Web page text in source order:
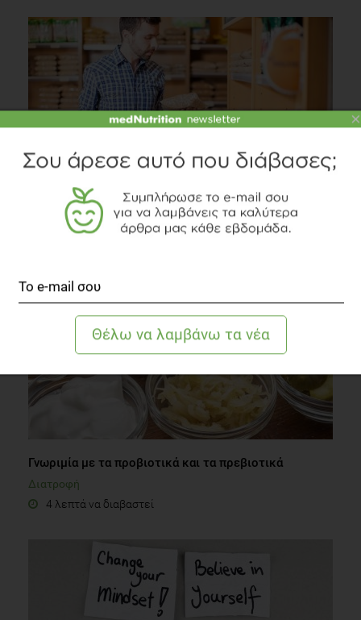
Νοθεία τροφίμων
Διατροφή
Γνωριμία με τα προβιοτικά και τα πρεβιοτικά
Διατροφή
4 λεπτά να διαβαστεί
×